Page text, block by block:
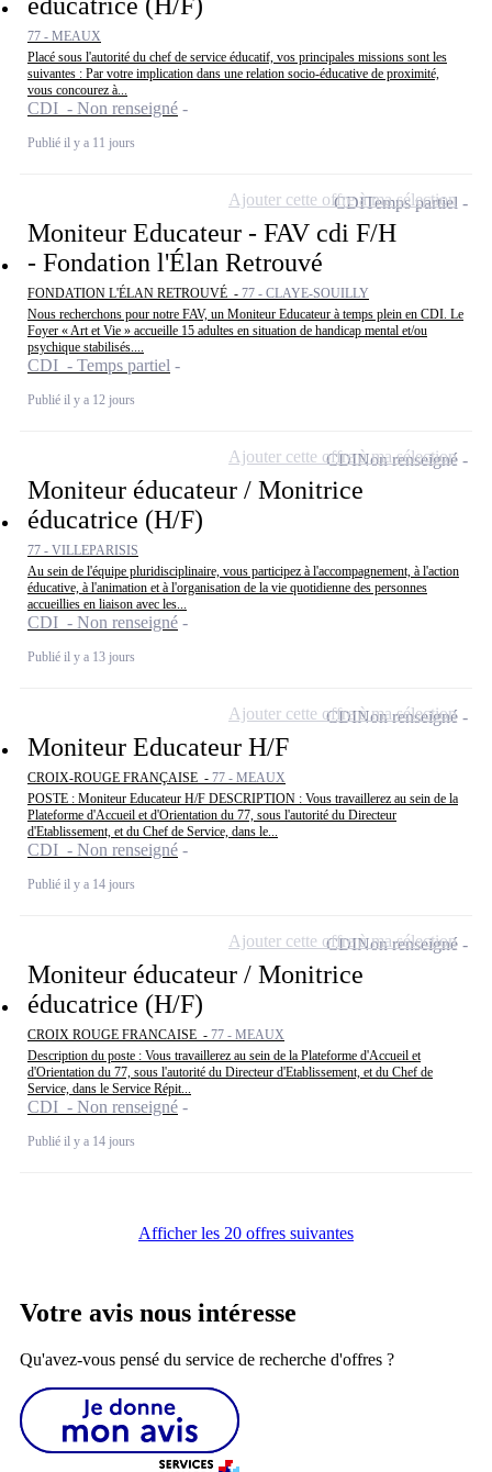
77 - MEAUX
Placé sous l'autorité du chef de service éducatif, vos principales missions sont les
suivantes : Par votre implication dans une relation socio-éducative de proximité,
vous concourez à...
CDI - Non renseigné
Publié il y a 11 jours
Moniteur Educateur - FAV cdi F/H
- Fondation l'Élan Retrouvé
FONDATION L'ÉLAN RETROUVÉ - 77 - CLAYE-SOUILLY
Nous recherchons pour notre FAV, un Moniteur Educateur à temps plein en CDI. Le
Foyer « Art et Vie » accueille 15 adultes en situation de handicap mental et/ou
psychique stabilisés....
CDI - Temps partiel
Publié il y a 12 jours
CDITemps partiel
Ajouter cette offre à ma sélection
Moniteur éducateur / Monitrice
éducatrice (H/F)
77 - VILLEPARISIS
Au sein de l'équipe pluridisciplinaire, vous participez à l'accompagnement, à l'action
éducative, à l'animation et à l'organisation de la vie quotidienne des personnes
accueillies en liaison avec les...
CDI - Non renseigné
Publié il y a 13 jours
CDINon renseigné
Ajouter cette offre à ma sélection
Moniteur Educateur H/F
CROIX-ROUGE FRANÇAISE - 77 - MEAUX
POSTE : Moniteur Educateur H/F DESCRIPTION : Vous travaillerez au sein de la
Plateforme d'Accueil et d'Orientation du 77, sous l'autorité du Directeur
d'Etablissement, et du Chef de Service, dans le...
CDI - Non renseigné
Publié il y a 14 jours
CDINon renseigné
Ajouter cette offre à ma sélection
Moniteur éducateur / Monitrice
éducatrice (H/F)
CROIX ROUGE FRANCAISE - 77 - MEAUX
Description du poste : Vous travaillerez au sein de la Plateforme d'Accueil et
d'Orientation du 77, sous l'autorité du Directeur d'Etablissement, et du Chef de
Service, dans le Service Répit...
CDI - Non renseigné
Publié il y a 14 jours
CDINon renseigné
Ajouter cette offre à ma sélection
Afficher les 20 offres suivantes
Votre avis nous intéresse
Qu'avez-vous pensé du service de recherche d'offres ?